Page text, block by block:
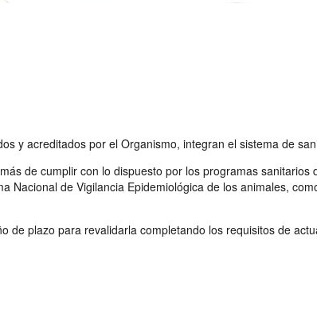
y acreditados por el Organismo, integran el sistema de
de cumplir con lo dispuesto por los programas sanitarios
de Vigilancia Epidemiológica de los animales,
plazo para revalidarla completando los requisitos de